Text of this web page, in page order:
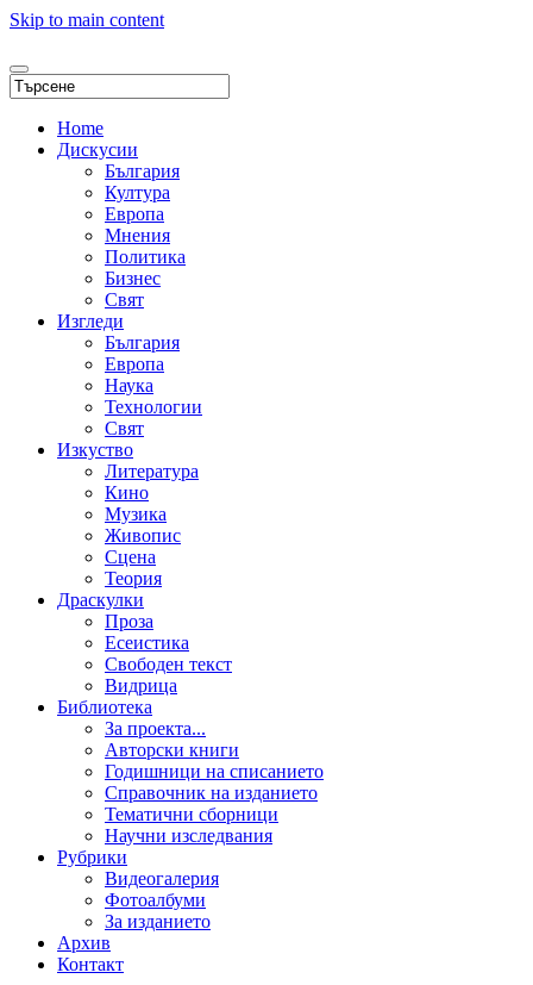
Skip to main content
Home
Дискусии
България
Култура
Европа
Мнения
Политика
Бизнес
Свят
Изгледи
България
Европа
Наука
Технологии
Свят
Изкуство
Литература
Кино
Музика
Живопис
Сцена
Теория
Драскулки
Проза
Есеистика
Свободен текст
Видрица
Библиотека
За проекта...
Авторски книги
Годишници на списанието
Справочник на изданието
Тематични сборници
Научни изследвания
Рубрики
Видеогалерия
Фотоалбуми
За изданието
Архив
Контакт